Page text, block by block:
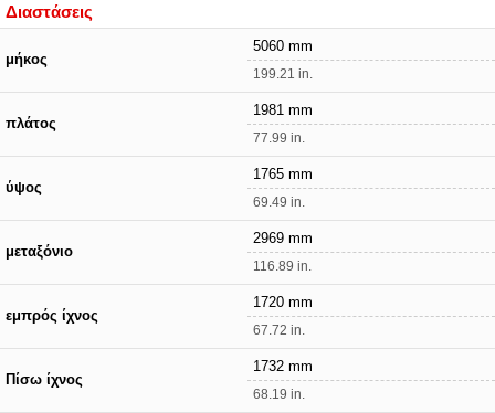
Διαστάσεις
μήκος
5060 mm
199.21 in.
πλάτος
1981 mm
77.99 in.
ύψος
1765 mm
69.49 in.
μεταξόνιο
2969 mm
116.89 in.
εμπρός ίχνος
1720 mm
67.72 in.
Πίσω ίχνος
1732 mm
68.19 in.